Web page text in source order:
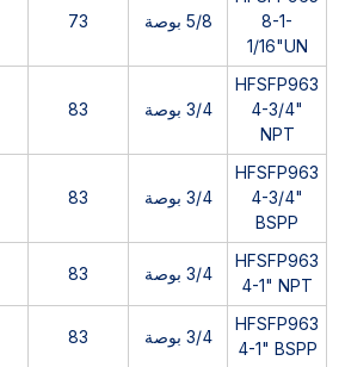
8-1-
1/16"UN
5/8 بوصة 73
HFSFP963
4-3/4"
NPT
3/4 بوصة 83
HFSFP963
4-3/4"
BSPP
3/4 بوصة 83
HFSFP963
4-1" NPT
3/4 بوصة 83
HFSFP963
4-1" BSPP
3/4 بوصة 83